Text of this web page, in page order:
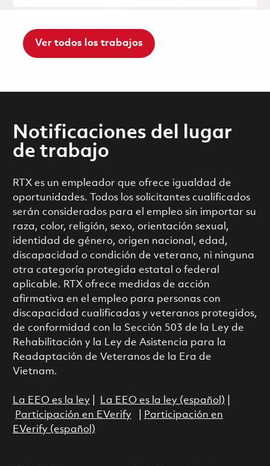
Ver todos los trabajos
Notificaciones del lugar
de trabajo
RTX es un empleador que ofrece igualdad de
oportunidades. Todos los solicitantes cualificados
serán considerados para el empleo sin importar su
raza, color, religión, sexo, orientación sexual,
identidad de género, origen nacional, edad,
discapacidad o condición de veterano, ni ninguna
otra categoría protegida estatal o federal
aplicable. RTX ofrece medidas de acción
afirmativa en el empleo para personas con
discapacidad cualificadas y veteranos protegidos,
de conformidad con la Sección 503 de la Ley de
Rehabilitación y la Ley de Asistencia para la
Readaptación de Veteranos de la Era de
Vietnam.
La EEO es la ley| La EEO es la ley (español)
Participación en EVerify|
Participación en
EVerify (español)